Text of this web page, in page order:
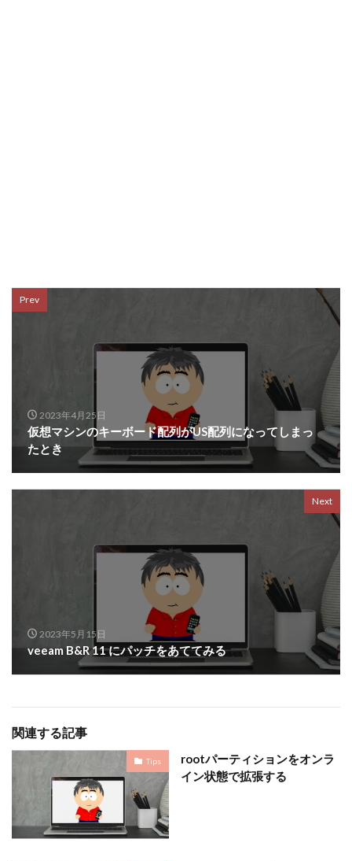
Prev
2023年4月25日
仮想マシンのキーボード配列がUS配列になってしまっ
たとき
Next
2023年5月15日
veeam B&R 11 にパッチをあててみる
関連する記事
Tips
rootパーティションをオンラ
イン状態で拡張する